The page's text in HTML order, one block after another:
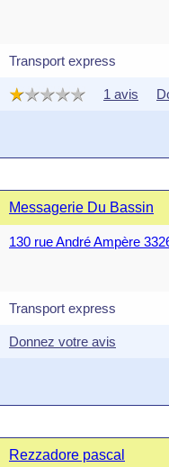
Transport express
1 avis
Messagerie Du Bassin
130 rue André Ampère
Transport express
Donnez votre avis
Rezzadore pascal